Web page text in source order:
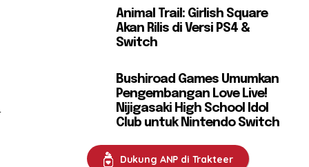
Animal Trail: Girlish Square
Akan Rilis di Versi PS4 &
Switch
Bushiroad Games Umumkan
Pengembangan Love Live!
Nijigasaki High School Idol
Club untuk Nintendo Switch
Dukung ANP di Trakteer